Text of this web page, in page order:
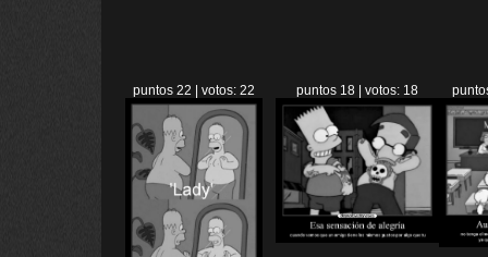
puntos 22 | votos: 22 puntos 18 | votos: 18